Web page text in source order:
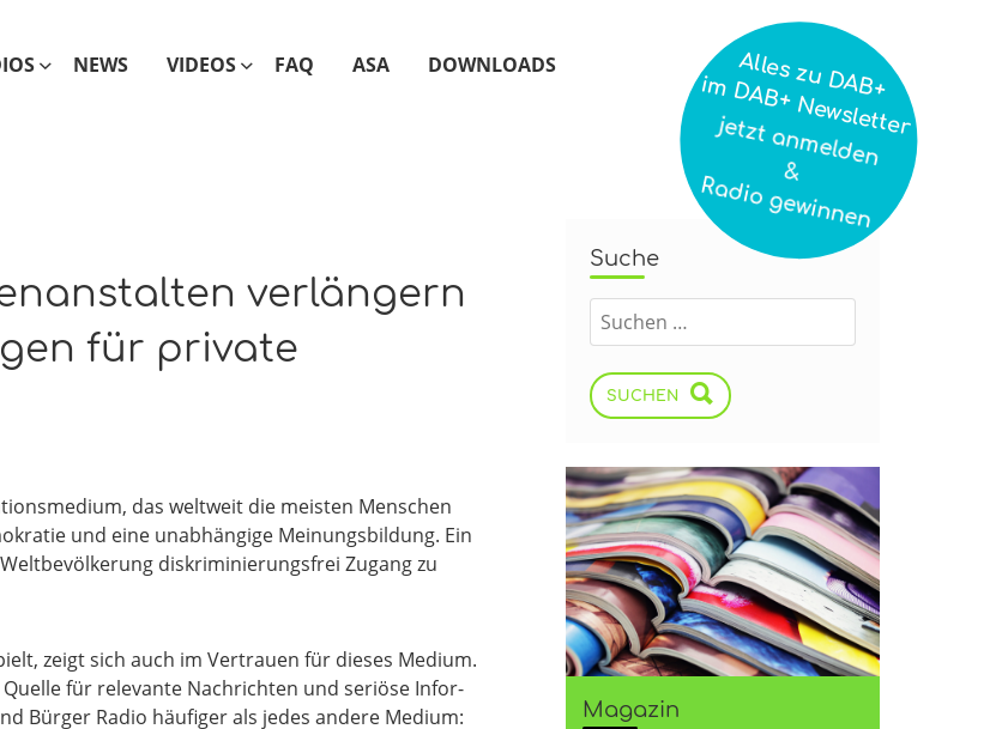
NEWS VIDEOS FAQ ASA DOWNLOADS
verlängern
für private
das welt­weit die meis­ten Men­schen
und eine unab­hän­gi­ge Mei­nungs­bil­dung. Ein
dis­kri­mi­nie­rungs­frei Zugang zu
zeigt sich auch im Ver­trau­en für die­ses Medi­um.
für rele­van­te Nach­rich­ten und seriö­se Infor­
Bür­ger Radio häu­fi­ger als jedes ande­re Medi­um:
Suche
SUCHEN
Magazin
Alles zu DAB+
im DAB+ Newsletter
jetzt anmelden
&
Radio gewinnen